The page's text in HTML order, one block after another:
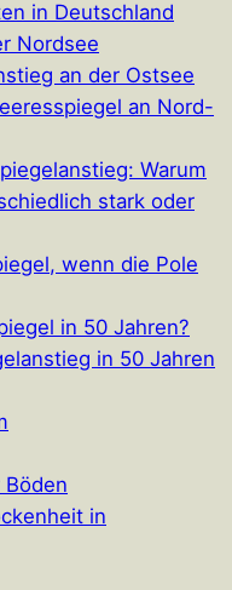
in Deutschland
Nordsee
an der Ostsee
an Nord-
Warum
stark oder
wenn die Pole
in 50 Jahren?
in 50 Jahren
in